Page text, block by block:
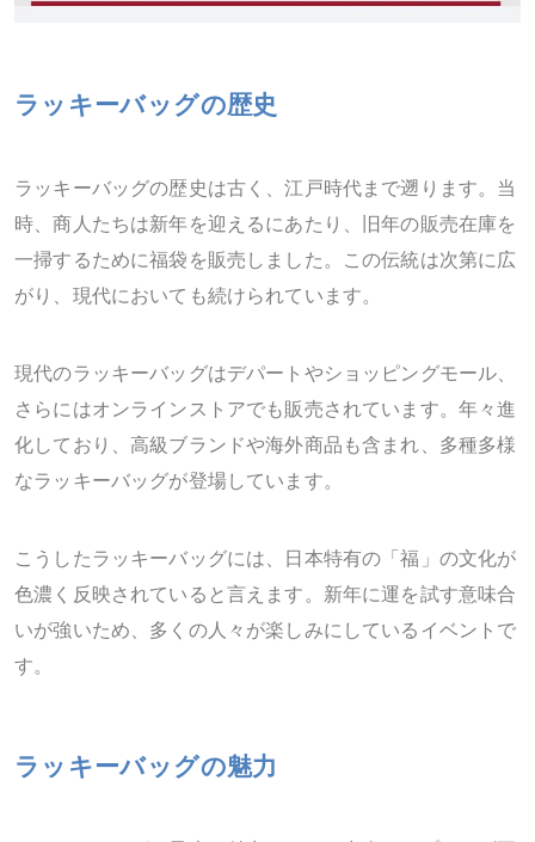
ラッキーバッグの歴史
ラッキーバッグの歴史は古く、江戸時代まで遡ります。当
時、商人たちは新年を迎えるにあたり、旧年の販売在庫を
一掃するために福袋を販売しました。この伝統は次第に広
がり、現代においても続けられています。
現代のラッキーバッグはデパートやショッピングモール、
さらにはオンラインストアでも販売されています。年々進
化しており、高級ブランドや海外商品も含まれ、多種多様
なラッキーバッグが登場しています。
こうしたラッキーバッグには、日本特有の「福」の文化が
色濃く反映されていると言えます。新年に運を試す意味合
いが強いため、多くの人々が楽しみにしているイベントで
す。
ラッキーバッグの魅力